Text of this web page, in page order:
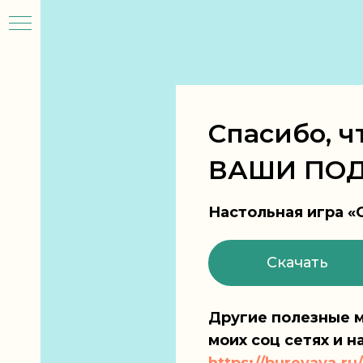
Спасибо,
ВАШИ
Скачать
Другие полезные
моих соц сетях и
Настольная игра